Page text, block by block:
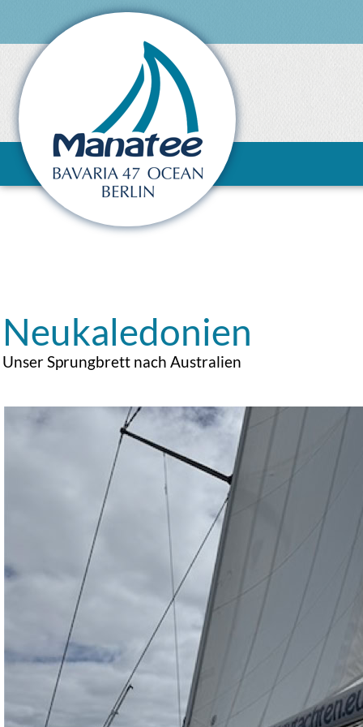
Neukaledonien
Unser Sprungbrett nach Australien